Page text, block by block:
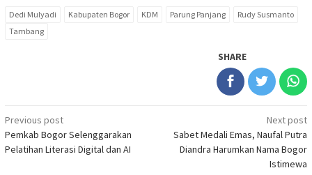
Dedi Mulyadi Kabupaten Bogor KDM Parung Panjang
Rudy Susmanto
Tambang
SHARE
Post
navigation
Previous post
Pemkab Bogor Selenggarakan
Pelatihan Literasi Digital dan AI
Next post
Sabet Medali Emas, Naufal Putra
Diandra Harumkan Nama Bogor
Istimewa